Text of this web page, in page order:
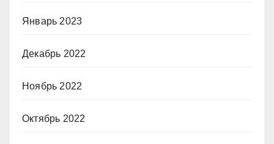
Январь 2023
Декабрь 2022
Ноябрь 2022
Октябрь 2022